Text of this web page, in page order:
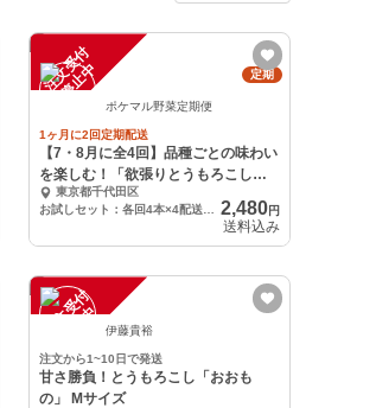
注
文
受
付
停
止
中 定期
ポケマル野菜定期便
1ヶ月に2回定期配送
【7・8月に全4回】品種ごとの味わい
を楽しむ！「欲張りとうもろこしの
定期便」
東京都千代田区
2,480円
送料込み
注
文
受
付
停
止
中 伊藤貴裕
注文から1~10日で発送
甘さ勝負！とうもろこし「おおも
の」 Mサイズ